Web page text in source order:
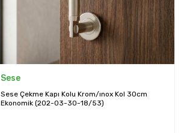
Sese
Sese Çekme Kapı Kolu Krom/ınox Kol 30cm
Ekonomik (202-03-30-18/53)